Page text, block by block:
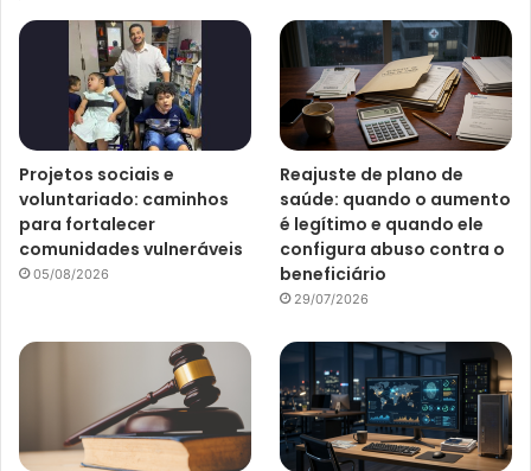
Projetos sociais e
voluntariado: caminhos
para fortalecer
comunidades vulneráveis
05/08/2026
Reajuste de plano de
saúde: quando o aumento
é legítimo e quando ele
configura abuso contra o
beneficiário
29/07/2026